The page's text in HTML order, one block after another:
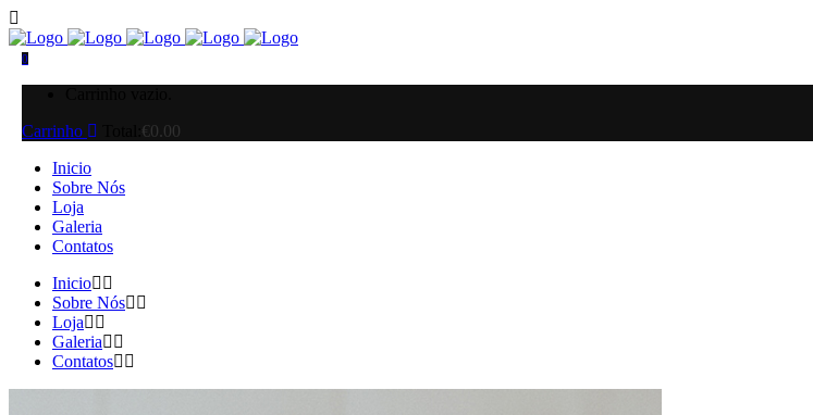
0
Carrinho
€0.00
Inicio
Sobre Nós
Loja
Galeria
Contatos
Inicio
Sobre Nós
Loja
Galeria
Contatos